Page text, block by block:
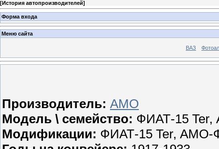
[История автопроизводителей]
Форма входа
Меню сайта
ВАЗ
Производитель: АМО
Модель \ семейство: ФИАТ-15
Модификации: ФИАТ-15 Ter,